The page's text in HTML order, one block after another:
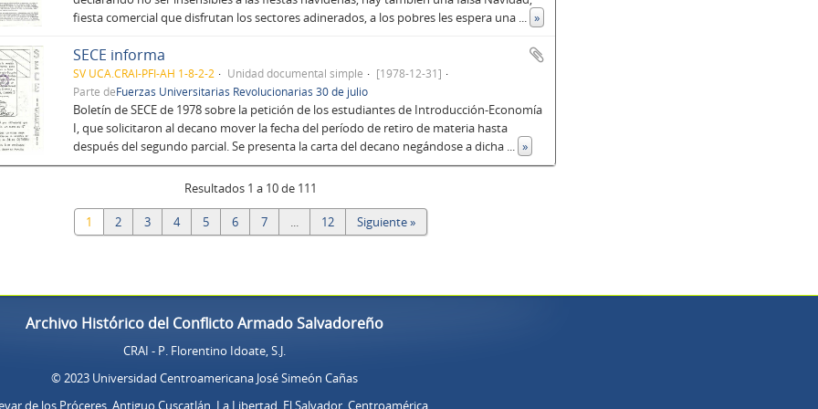
fiesta comercial que disfrutan los sectores adinerados, a los pobres les espera una ... »
SECE informa
SV UCA.CRAI-PFI-AH 1-8-2-2 Unidad documental simple
[1978-12-31]
Parte deFuerzas Universitarias Revolucionarias 30 de julio
Boletín de SECE de 1978 sobre la petición de los estudiantes de Introducción-Economía
I, que solicitaron al decano mover la fecha del período de retiro de materia hasta
después del segundo parcial. Se presenta la carta del decano negándose a dicha ... »
Resultados 1 a 10 de 111
1 2 3 4 5 6 7 ... 12 Siguiente »
Archivo Histórico del Conflicto Armado Salvadoreño
CRAI - P. Florentino Idoate, S.J.
© 2023 Universidad Centroamericana José Simeón Cañas
de los Próceres, Antiguo Cuscatlán, La Libertad, El Salvador, Centroamérica